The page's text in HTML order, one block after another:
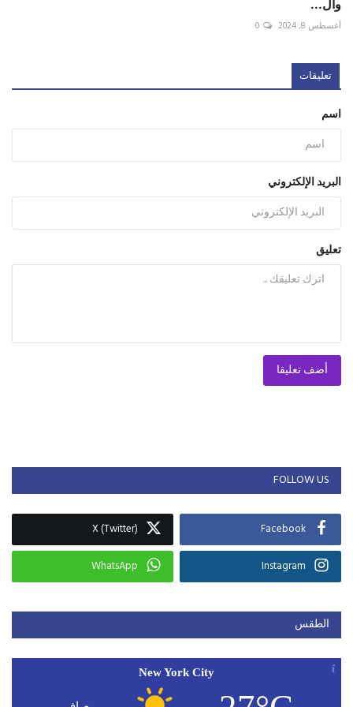
وال...
أغسطس 8, 2024 0
تعليقات
اسم
البريد الإلكتروني
تعليق
أضف تعليقا
FOLLOW US
Facebook
X (Twitter)
Instagram
WhatsApp
الطقس
New York City